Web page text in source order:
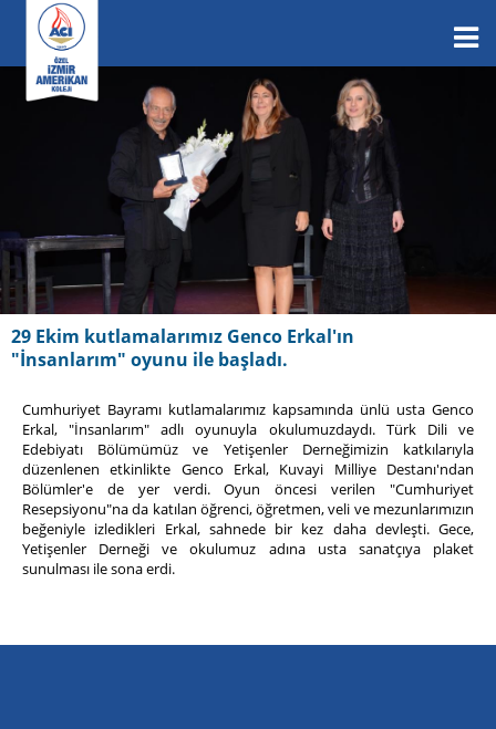
29 Ekim kutlamalarımız Genco Erkal'ın
"İnsanlarım" oyunu ile başladı.
Cumhuriyet Bayramı kutlamalarımız kapsamında ünlü usta Genco
Erkal, "İnsanlarım" adlı oyunuyla okulumuzdaydı. Türk Dili ve
Edebiyatı Bölümümüz ve Yetişenler Derneğimizin katkılarıyla
düzenlenen etkinlikte Genco Erkal, Kuvayi Milliye Destanı'ndan
Bölümler'e de yer verdi. Oyun öncesi verilen "Cumhuriyet
Resepsiyonu"na da katılan öğrenci, öğretmen, veli ve mezunlarımızın
beğeniyle izledikleri Erkal, sahnede bir kez daha devleşti. Gece,
Yetişenler Derneği ve okulumuz adına usta sanatçıya plaket
sunulması ile sona erdi.